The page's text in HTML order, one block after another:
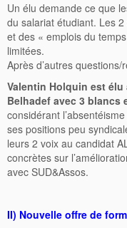
Un élu demande ce que
du salariat étudiant. Les
et des « emplois du
limitées.
Après d’autres
Valentin Holquin est
Belhadef avec 3 blancs
considérant
ses positions peu
leurs 2 voix au candidat
concrètes sur
avec SUD&Assos.
II) Nouvelle offre de